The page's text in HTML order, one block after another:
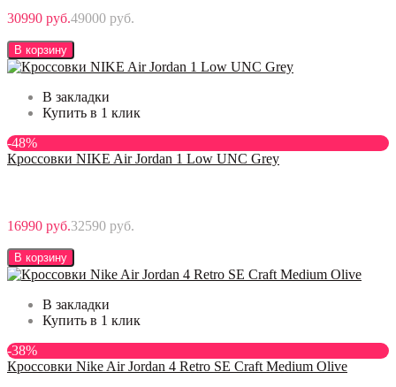
30990 руб.49000 руб.
В корзину
В закладки
Купить в 1 клик
-48%
Кроссовки NIKE Air Jordan 1 Low UNC Grey
16990 руб.32590 руб.
В корзину
В закладки
Купить в 1 клик
-38%
Кроссовки Nike Air Jordan 4 Retro SE Craft Medium Olive